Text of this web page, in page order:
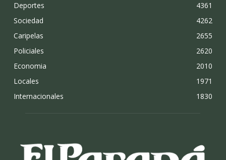
Deportes
4361
Sociedad
4262
Caripelas
2655
Policiales
2620
Economia
2010
Locales
1971
Internacionales
1830